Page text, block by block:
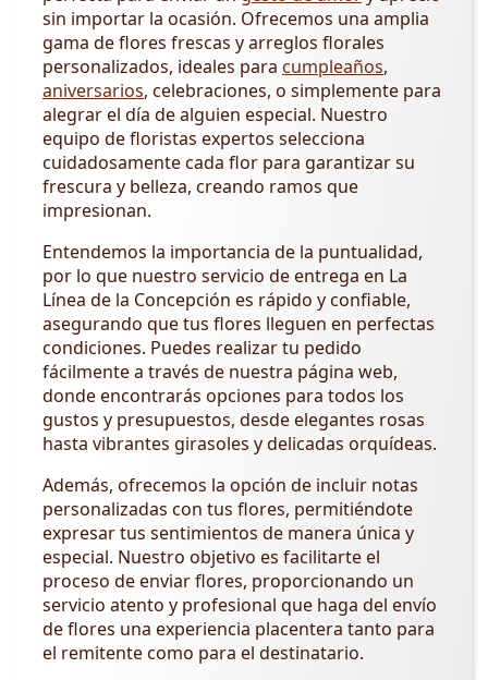
sin importar la ocasión. Ofrecemos una amplia
gama de flores frescas y arreglos florales
personalizados, ideales para cumpleaños,
aniversarios, celebraciones, o simplemente para
alegrar el día de alguien especial. Nuestro
equipo de floristas expertos selecciona
cuidadosamente cada flor para garantizar su
frescura y belleza, creando ramos que
impresionan.
Entendemos la importancia de la puntualidad,
por lo que nuestro servicio de entrega en La
Línea de la Concepción es rápido y confiable,
asegurando que tus flores lleguen en perfectas
condiciones. Puedes realizar tu pedido
fácilmente a través de nuestra página web,
donde encontrarás opciones para todos los
gustos y presupuestos, desde elegantes rosas
hasta vibrantes girasoles y delicadas orquídeas.
Además, ofrecemos la opción de incluir notas
personalizadas con tus flores, permitiéndote
expresar tus sentimientos de manera única y
especial. Nuestro objetivo es facilitarte el
proceso de enviar flores, proporcionando un
servicio atento y profesional que haga del envío
de flores una experiencia placentera tanto para
el remitente como para el destinatario.